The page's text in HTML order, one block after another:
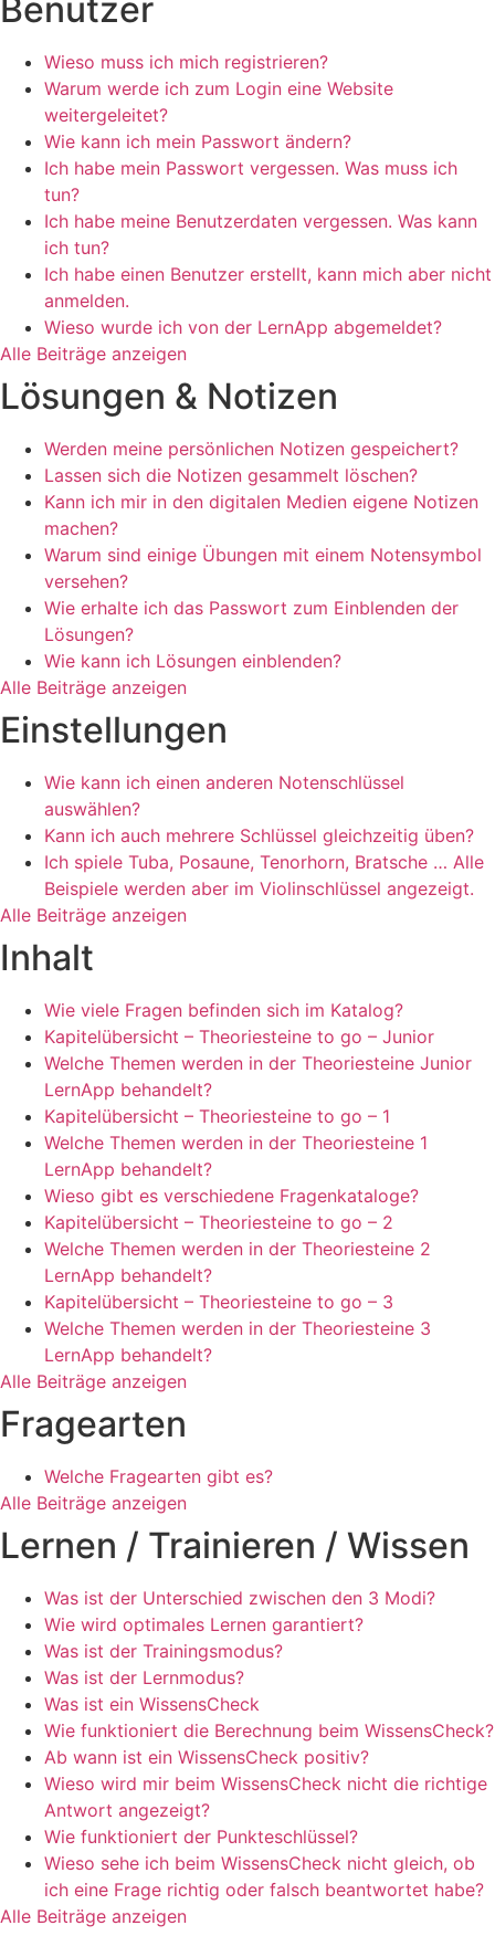
Benutzer
Wieso muss ich mich registrieren?
Warum werde ich zum Login eine Website
weitergeleitet?
Wie kann ich mein Passwort ändern?
Ich habe mein Passwort vergessen. Was muss ich
tun?
Ich habe meine Benutzerdaten vergessen. Was kann
ich tun?
Ich habe einen Benutzer erstellt, kann mich aber nicht
anmelden.
Wieso wurde ich von der LernApp abgemeldet?
Alle Beiträge anzeigen
Lösungen & Notizen
Werden meine persönlichen Notizen gespeichert?
Lassen sich die Notizen gesammelt löschen?
Kann ich mir in den digitalen Medien eigene Notizen
machen?
Warum sind einige Übungen mit einem Notensymbol
versehen?
Wie erhalte ich das Passwort zum Einblenden der
Lösungen?
Wie kann ich Lösungen einblenden?
Alle Beiträge anzeigen
Einstellungen
Wie kann ich einen anderen Notenschlüssel
auswählen?
Kann ich auch mehrere Schlüssel gleichzeitig üben?
Ich spiele Tuba, Posaune, Tenorhorn, Bratsche … Alle
Beispiele werden aber im Violinschlüssel angezeigt.
Alle Beiträge anzeigen
Inhalt
Wie viele Fragen befinden sich im Katalog?
Kapitelübersicht – Theoriesteine to go – Junior
Welche Themen werden in der Theoriesteine Junior
LernApp behandelt?
Kapitelübersicht – Theoriesteine to go – 1
Welche Themen werden in der Theoriesteine 1
LernApp behandelt?
Wieso gibt es verschiedene Fragenkataloge?
Kapitelübersicht – Theoriesteine to go – 2
Welche Themen werden in der Theoriesteine 2
LernApp behandelt?
Kapitelübersicht – Theoriesteine to go – 3
Welche Themen werden in der Theoriesteine 3
LernApp behandelt?
Alle Beiträge anzeigen
Fragearten
Welche Fragearten gibt es?
Alle Beiträge anzeigen
Lernen / Trainieren / Wissen
Was ist der Unterschied zwischen den 3 Modi?
Wie wird optimales Lernen garantiert?
Was ist der Trainingsmodus?
Was ist der Lernmodus?
Was ist ein WissensCheck
Wie funktioniert die Berechnung beim WissensCheck?
Ab wann ist ein WissensCheck positiv?
Wieso wird mir beim WissensCheck nicht die richtige
Antwort angezeigt?
Wie funktioniert der Punkteschlüssel?
Wieso sehe ich beim WissensCheck nicht gleich, ob
ich eine Frage richtig oder falsch beantwortet habe?
Alle Beiträge anzeigen